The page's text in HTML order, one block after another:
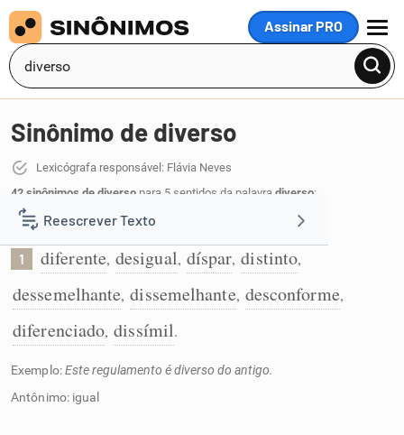
Assinar PRO
MENU
Reescrever Texto
Resumir Texto
Corrigir Texto
Detector de IA
Sinônimo de diverso
Lexicógrafa responsável: Flávia Neves
42 sinônimos de diverso para 5 sentidos da palavra diverso:
Que não é igual:
1 diferente, desigual, díspar, distinto,
dessemelhante, dissemelhante, desconforme,
diferenciado, dissímil.
Exemplo:Este regulamento é diverso do antigo.
Antônimo: igual